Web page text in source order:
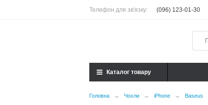
Каталог товару
Телефон для зв'язку: (096) 123-01-30
Головна → Чохли → iPhone → Baseus